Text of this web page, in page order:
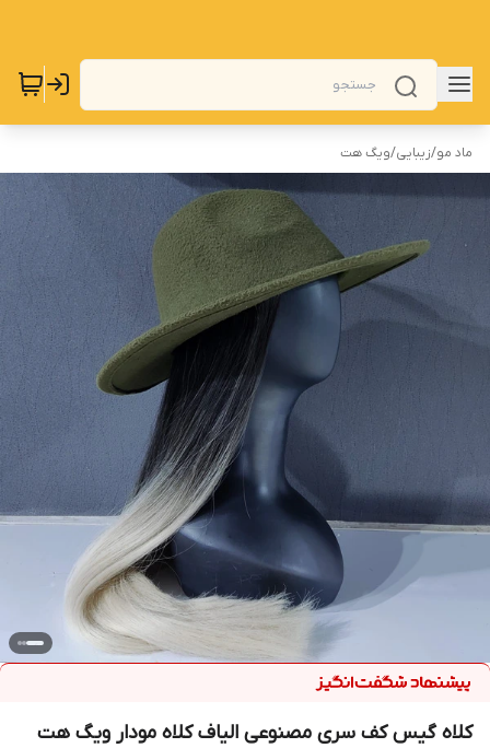
ماد مو/زیبایی/ویگ هت
کلاه گیس کف سری مصنوعی الیاف کلاه مودار ویگ هت